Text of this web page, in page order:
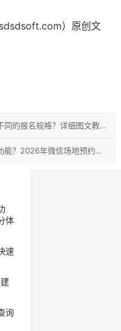
）原创文
上一篇：微信公众号活动报名如何设置不同的报名规格？详细图文教程
下一篇：微信公众号如何实现场地预约功能？2026年微信场地预约系统制作指南
体
速
询